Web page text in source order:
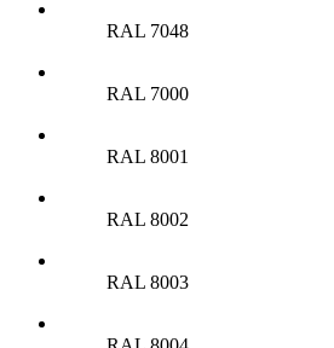
RAL 7048
RAL 7000
RAL 8001
RAL 8002
RAL 8003